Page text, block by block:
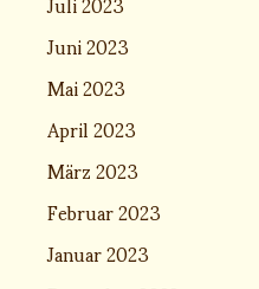
Juni 2023
Mai 2023
April 2023
März 2023
Februar 2023
Januar 2023